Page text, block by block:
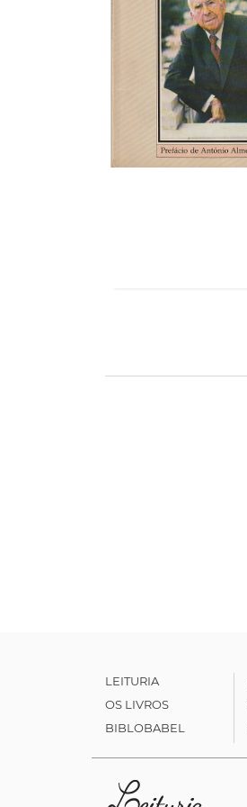
LEITURIA
OS LIVROS
BIBLOBABEL